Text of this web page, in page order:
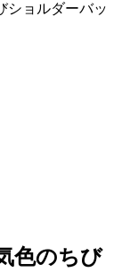
ショルダーバッ
色のちび